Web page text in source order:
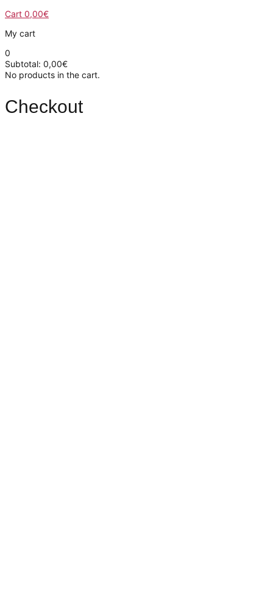
Cart 0,00€
My cart
0
Subtotal: 0,00€
No products in the cart.
Checkout